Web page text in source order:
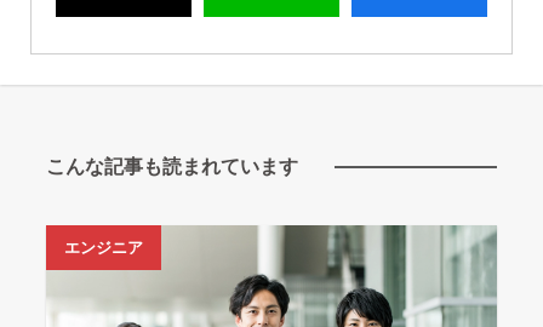
こんな記事も読まれています
エンジニア